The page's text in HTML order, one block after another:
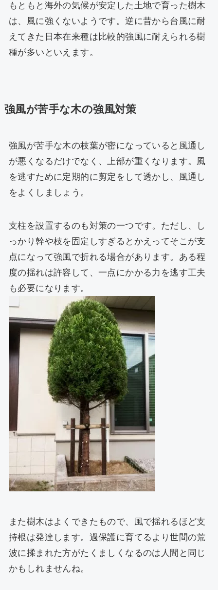
もともと海外の気候が安定した土地で育った樹木
は、風に強くないようです。逆に昔から台風に耐
えてきた日本在来種は比較的強風に耐えられる樹
種が多いといえます。
強風が苦手な木の強風対策
強風が苦手な木の枝葉が密になっていると風通し
が悪くなるだけでなく、上部が重くなります。風
を逃すために定期的に剪定をして透かし、風通し
をよくしましょう。
支柱を設置するのも対策の一つです。ただし、し
っかり幹や枝を固定しすぎるとかえってそこが支
点になって強風で折れる場合があります。ある程
度の揺れは許容して、一点にかかる力を逃す工夫
も必要になります。
また樹木はよくできたもので、風で揺れるほど支
持根は発達します。過保護に育てるより世間の荒
波に揉まれた方がたくましくなるのは人間と同じ
かもしれませんね。